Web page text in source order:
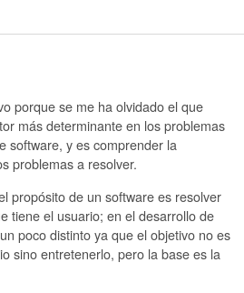
porque se me ha olvidado el que
más determinante en los problemas
software, y es comprender la
problemas a resolver.
propósito de un software es resolver
tiene el usuario; en el desarrollo de
poco distinto ya que el objetivo no es
sino entretenerlo, pero la base es la